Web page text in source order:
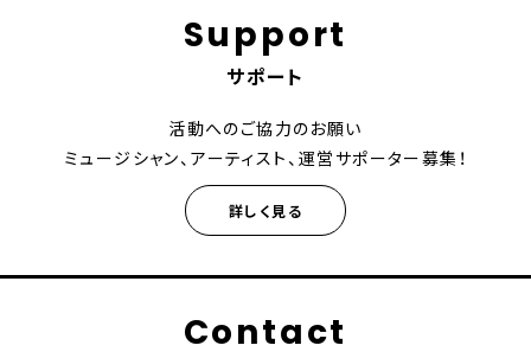
Support
サポート
活動へのご協力のお願い
ミュージシャン、アーティスト、運営サポーター募集！
詳しく見る
Contact